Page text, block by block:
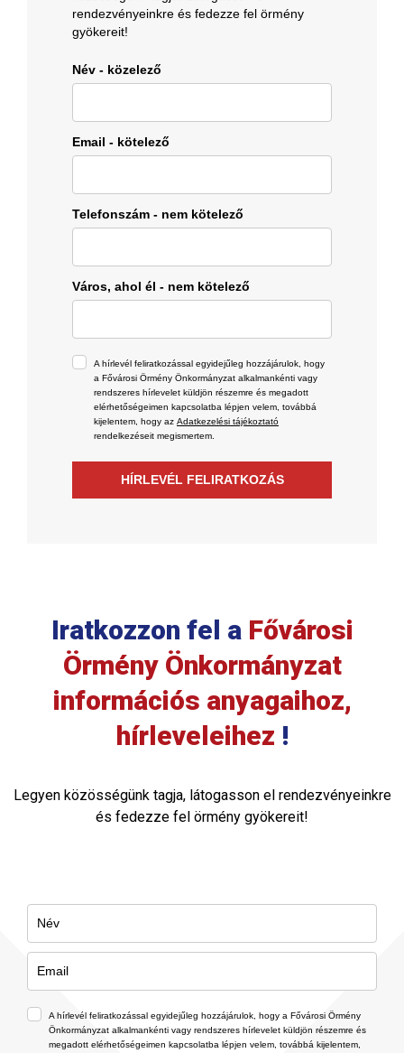
rendezvényeinkre és fedezze fel örmény
gyökereit!
Név - közelező
Email - kötelező
Telefonszám - nem kötelező
Város, ahol él - nem kötelező
A hírlevél feliratkozással egyidejűleg hozzájárulok, hogy
a Fővárosi Örmény Önkormányzat alkalmankénti vagy
rendszeres hírlevelet küldjön részemre és megadott
elérhetőségeimen kapcsolatba lépjen velem, továbbá
kijelentem, hogy az Adatkezelési tájékoztató
rendelkezéseit megismertem.
HÍRLEVÉL FELIRATKOZÁS
Iratkozzon fel a Fővárosi
Örmény Önkormányzat
információs anyagaihoz,
hírleveleihez !
Legyen közösségünk tagja, látogasson el rendezvényeinkre
és fedezze fel örmény gyökereit!
A hírlevél feliratkozással egyidejűleg hozzájárulok, hogy a Fővárosi Örmény
Önkormányzat alkalmankénti vagy rendszeres hírlevelet küldjön részemre és
megadott elérhetőségeimen kapcsolatba lépjen velem, továbbá kijelentem,